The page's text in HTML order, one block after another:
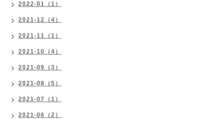
2022-01（1）
2021-12（4）
2021-11（1）
2021-10（4）
2021-09（3）
2021-08（5）
2021-07（1）
2021-06（2）